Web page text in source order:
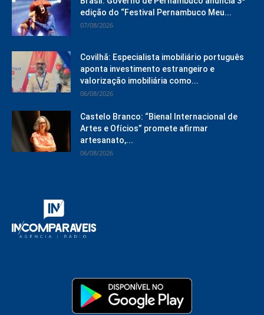
edição do “Festival Pernambuco Meu...
07/08/2026
Covilhã: Especialista imobiliário português
aponta investimento estrangeiro e
valorização imobiliária como...
06/08/2026
Castelo Branco: “Bienal Internacional de
Artes e Ofícios” promete afirmar
artesanato,...
06/08/2026